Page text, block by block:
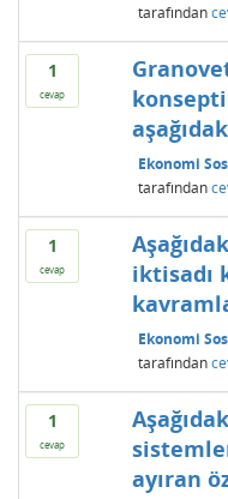
tarafından
1
cevap
Ekonomi
tarafından
1
cevap
iktisadı
Ekonomi
tarafından
1
cevap
ayıran